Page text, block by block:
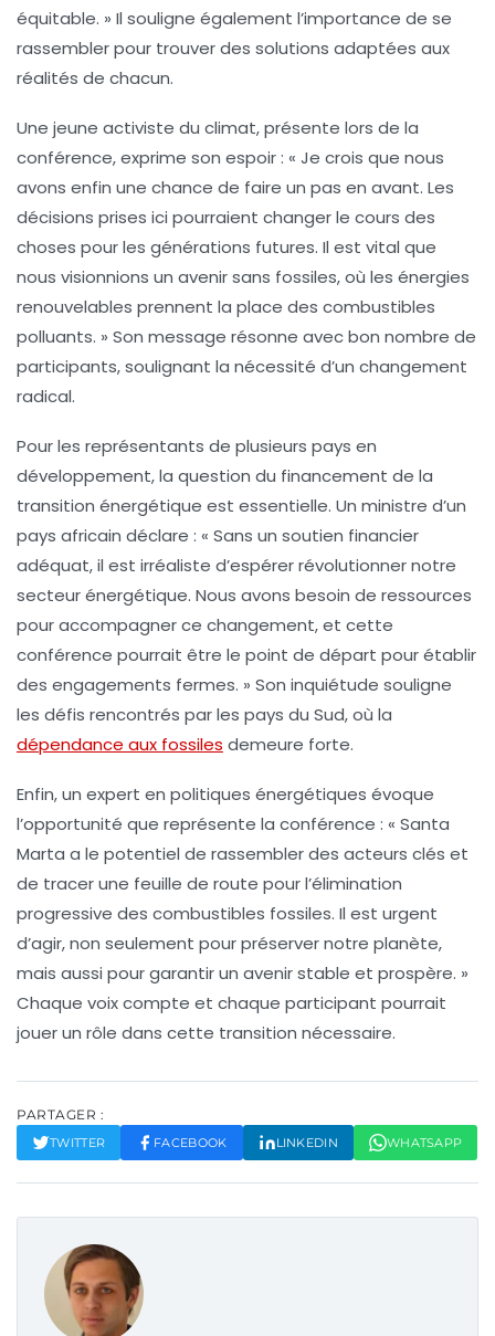
équitable. » Il souligne également l’importance de se
rassembler pour trouver des solutions adaptées aux
réalités de chacun.
Une jeune activiste du climat, présente lors de la
conférence, exprime son espoir : « Je crois que nous
avons enfin une chance de faire un pas en avant. Les
décisions prises ici pourraient changer le cours des
choses pour les générations futures. Il est vital que
nous visionnions un avenir sans fossiles, où les énergies
renouvelables prennent la place des combustibles
polluants. » Son message résonne avec bon nombre de
participants, soulignant la nécessité d’un changement
radical.
Pour les représentants de plusieurs pays en
développement, la question du financement de la
transition énergétique est essentielle. Un ministre d’un
pays africain déclare : « Sans un soutien financier
adéquat, il est irréaliste d’espérer révolutionner notre
secteur énergétique. Nous avons besoin de ressources
pour accompagner ce changement, et cette
conférence pourrait être le point de départ pour établir
des engagements fermes. » Son inquiétude souligne
les défis rencontrés par les pays du Sud, où la
dépendance aux fossiles demeure forte.
Enfin, un expert en politiques énergétiques évoque
l’opportunité que représente la conférence : « Santa
Marta a le potentiel de rassembler des acteurs clés et
de tracer une feuille de route pour l’élimination
progressive des combustibles fossiles. Il est urgent
d’agir, non seulement pour préserver notre planète,
mais aussi pour garantir un avenir stable et prospère. »
Chaque voix compte et chaque participant pourrait
jouer un rôle dans cette transition nécessaire.
PARTAGER :
TWITTER FACEBOOK LINKEDIN WHATSAPP